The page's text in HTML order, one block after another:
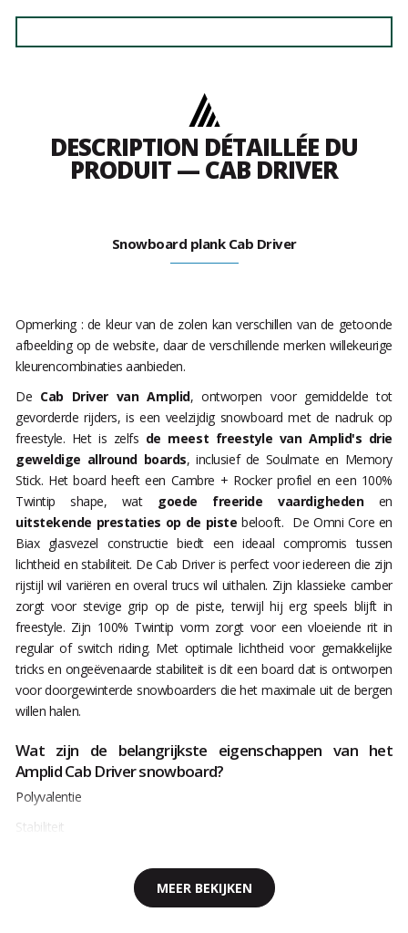
DESCRIPTION DÉTAILLÉE DU
PRODUIT — CAB DRIVER
Snowboard plank Cab Driver
Opmerking : de kleur van de zolen kan verschillen van de getoonde
afbeelding op de website, daar de verschillende merken willekeurige
kleurencombinaties aanbieden.
De Cab Driver van Amplid, ontworpen voor gemiddelde tot
gevorderde rijders, is een veelzijdig snowboard met de nadruk op
freestyle. Het is zelfs de meest freestyle van Amplid's drie
geweldige allround boards, inclusief de Soulmate en Memory
Stick. Het board heeft een Cambre + Rocker profiel en een 100%
Twintip shape, wat
goede freeride vaardighedenen
uitstekende prestaties op de piste belooft. De Omni Core en
Biax glasvezel constructie biedt een ideaal compromis tussen
lichtheid en stabiliteit. De Cab Driver is perfect voor iedereen die zijn
rijstijl wil variëren en overal trucs wil uithalen. Zijn klassieke camber
zorgt voor stevige grip op de piste, terwijl hij erg speels blijft in
freestyle. Zijn 100% Twintip vorm zorgt voor een vloeiende rit in
regular of switch riding. Met optimale lichtheid voor gemakkelijke
tricks en ongeëvenaarde stabiliteit is dit een board dat is ontworpen
voor doorgewinterde snowboarders die het maximale uit de bergen
willen halen.
Wat zijn de belangrijkste eigenschappen van het
Amplid Cab Driver snowboard?
Polyvalentie
Stabiliteit
MEER BEKIJKEN